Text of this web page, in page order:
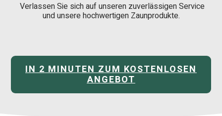
Verlassen Sie sich auf unseren zuverlässigen Service
und unsere hochwertigen Zaunprodukte.
IN 2 MINUTEN ZUM KOSTENLOSEN
ANGEBOT